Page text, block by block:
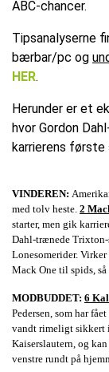
ABC-chancer.
Tipsanalyserne
bærbar/pc og
HER.
Herunder er et
hvor Gordon
karrierens første
VINDEREN:
med tolv heste. 2
starter, men gik
Dahl-trænede
Lonesomerider.
Mack One til spids,
MODBUDDET: 6
Pedersen, som har
vandt rimeligt sikkert
Kaiserslautern, og
venstre rundt på